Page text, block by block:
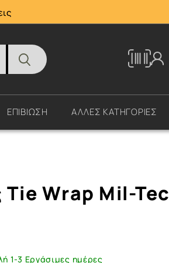
Tracking
Tracking
ΕΠΙΒΙΩΣΗ ΑΛΛΕΣ ΚΑΤΗΓΟΡΙΕΣ
Wrap Mil-Tec
1-3 Εργάσιμες ημέρες